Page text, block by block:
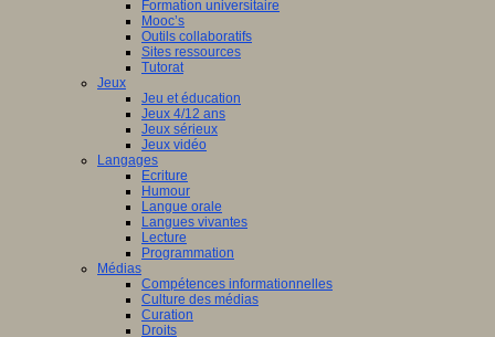
Formation universitaire
Mooc’s
Outils collaboratifs
Sites ressources
Tutorat
Jeux
Jeu et éducation
Jeux 4/12 ans
Jeux sérieux
Jeux vidéo
Langages
Ecriture
Humour
Langue orale
Langues vivantes
Lecture
Programmation
Médias
Compétences informationnelles
Culture des médias
Curation
Droits